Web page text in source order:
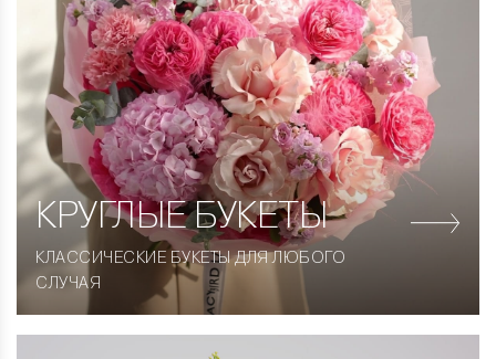
КРУГЛЫЕБУКЕТЫ
КЛАССИЧЕСКИЕ БУКЕТЫ ДЛЯ ЛЮБОГО
СЛУЧАЯ